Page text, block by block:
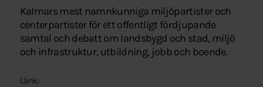
Kalmars mest namnkunniga miljöpartister och
centerpartister för ett offentligt fördjupande
samtal och debatt om landsbygd och stad, miljö
och infrastruktur, utbildning, jobb och boende.
Länk: